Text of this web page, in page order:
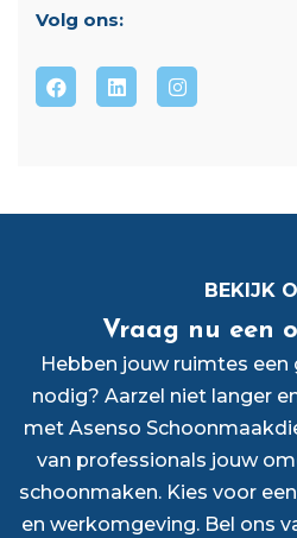
Volg ons:
BEKIJK
Vraag nu een
Hebben jouw ruimtes
nodig? Aarzel niet langer
met Asenso
van professionals jouw
schoonmaken. Kies voor
en werkomgeving. Bel ons